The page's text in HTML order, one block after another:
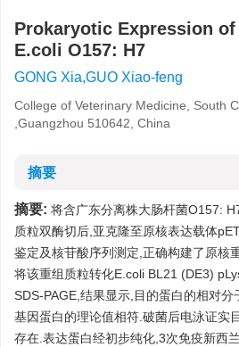
Prokaryotic Expression of
E.coli O157: H7
GONG Xia,GUO Xiao-feng
College of Veterinary Medicine, South
,Guangzhou 510642, China
摘要
摘要: 将含广东分离株大肠杆菌O157:
质粒双酶切后,亚克隆至原核表达载体
鉴定及核苷酸序列测定,正确构建了原核
将该重组质粒转化E.coli BL21 (DE3)
SDS-PAGE,结果显示,目的蛋白的相对
基因蛋白的理论值相符.破菌后电泳证实
存在.表达蛋白经初步纯化,3次免疫新西